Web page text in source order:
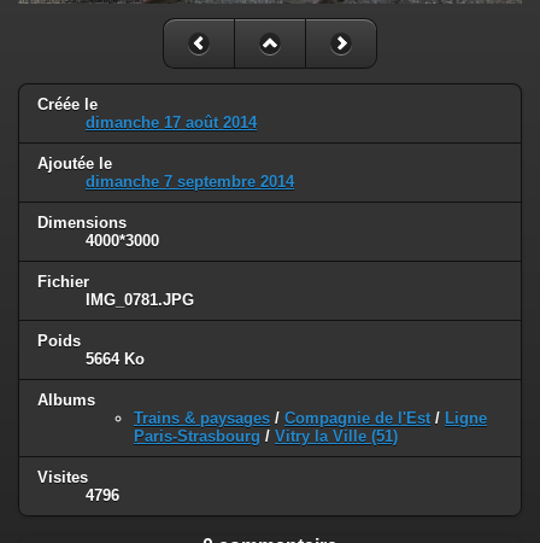
Créée le
dimanche 17 août 2014
Ajoutée le
dimanche 7 septembre 2014
Dimensions
4000*3000
Fichier
IMG_0781.JPG
Poids
5664 Ko
Albums
Trains & paysages / Compagnie de l'Est / Ligne
Paris-Strasbourg / Vitry la Ville (51)
Visites
4796